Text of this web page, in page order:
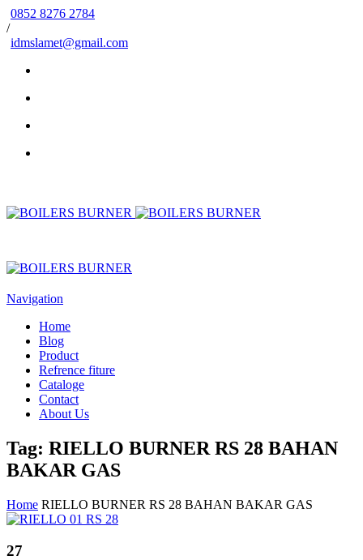
0852 8276 2784
/
idmslamet@gmail.com
Navigation
Home
Blog
Product
Refrence fiture
Cataloge
Contact
About Us
Tag: RIELLO BURNER RS 28 BAHAN
BAKAR GAS
Home RIELLO BURNER RS 28 BAHAN BAKAR GAS
27